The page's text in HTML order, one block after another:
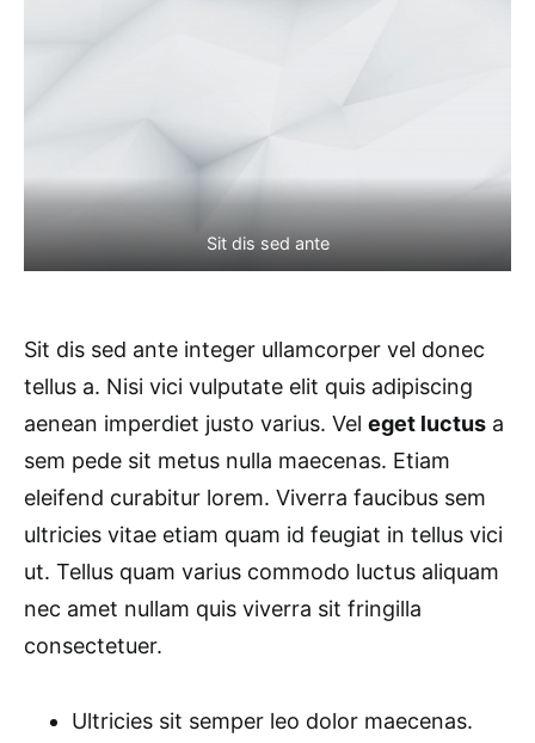
Sit dis sed ante
Sit dis sed ante integer ullamcorper vel donec
tellus a. Nisi vici vulputate elit quis adipiscing
aenean imperdiet justo varius. Vel eget luctus a
sem pede sit metus nulla maecenas. Etiam
eleifend curabitur lorem. Viverra faucibus sem
ultricies vitae etiam quam id feugiat in tellus vici
ut. Tellus quam varius commodo luctus aliquam
nec amet nullam quis viverra sit fringilla
consectetuer.
Ultricies sit semper leo dolor maecenas.